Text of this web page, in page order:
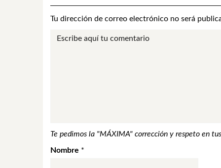
Tu dirección de correo electrónico no será
Te pedimos la "MÁXIMA" corrección y respeto en
Nombre *